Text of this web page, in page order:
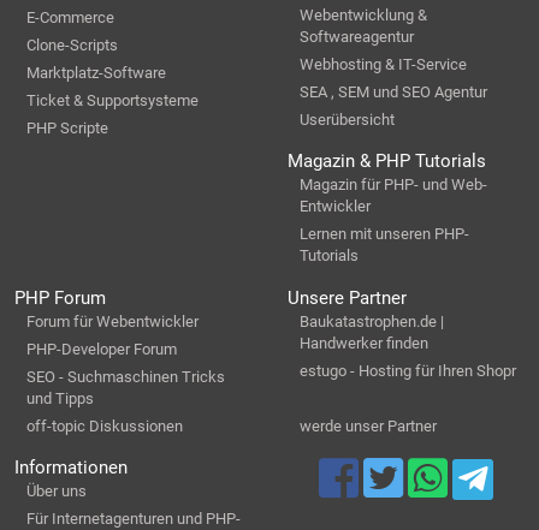
E-Commerce
Clone-Scripts
Marktplatz-Software
Ticket & Supportsysteme
PHP Scripte
Webentwicklung &
Softwareagentur
Webhosting & IT-Service
SEA , SEM und SEO Agentur
Userübersicht
Magazin & PHP Tutorials
Magazin für PHP- und Web-
Entwickler
Lernen mit unseren PHP-
Tutorials
PHP Forum
Forum für Webentwickler
PHP-Developer Forum
SEO - Suchmaschinen Tricks
und Tipps
off-topic Diskussionen
Unsere Partner
Baukatastrophen.de |
Handwerker finden
estugo - Hosting für Ihren Shopr
werde unser Partner
Informationen
Über uns
Für Internetagenturen und PHP-